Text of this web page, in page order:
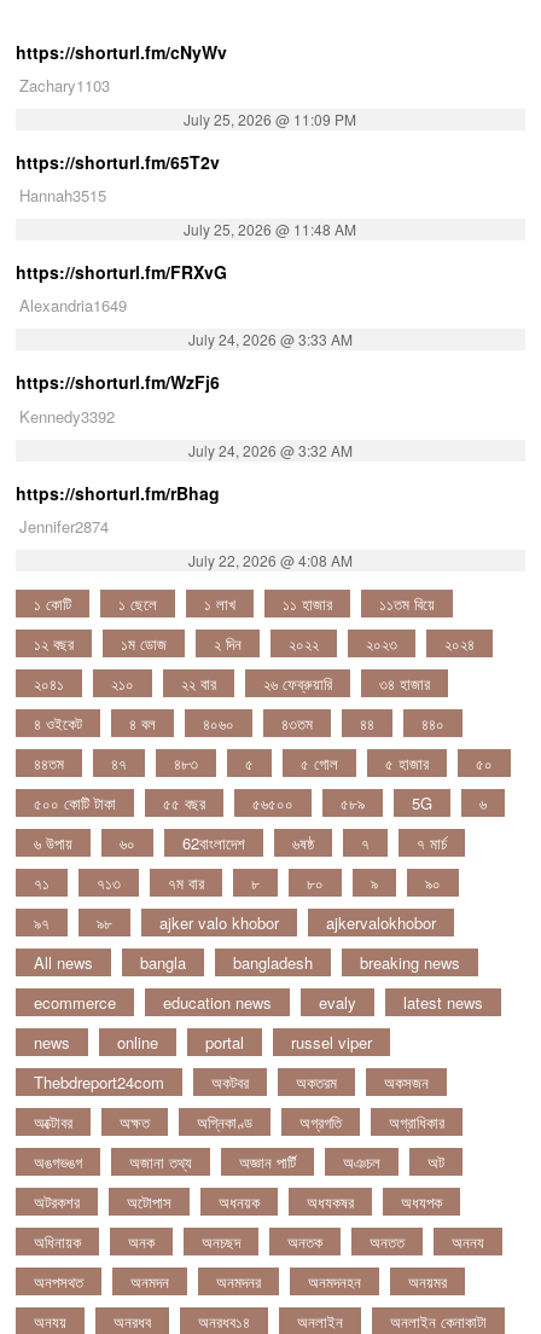
https://shorturl.fm/cNyWv
Zachary1103
July 25, 2026 @ 11:09 PM
https://shorturl.fm/65T2v
Hannah3515
July 25, 2026 @ 11:48 AM
https://shorturl.fm/FRXvG
Alexandria1649
July 24, 2026 @ 3:33 AM
https://shorturl.fm/WzFj6
Kennedy3392
July 24, 2026 @ 3:32 AM
https://shorturl.fm/rBhag
Jennifer2874
July 22, 2026 @ 4:08 AM
১ কোটি ১ ছেলে ১ লাখ ১১ হাজার
১১তম বিয়ে
১২ বছর
১ম ডোজ ২ দিন ২০২২ ২০২৩
২০২৪
২০৪১
২১০ ২২ বার ২৬ ফেব্রুয়ারি
৩৪ হাজার
৪ ওইকেট
৪ বল ৪০৬০ ৪৩তম ৪৪
৪৪০
৪৪তম
৪৭ ৪৮৩ ৫ ৫ গোল ৫ হাজার
৫০
৫০০ কোটি টাকা
৫৫ বছর ৫৬৫০০ ৫৮৯ 5G
৬
৬ উপায়
৬০ 62বাংলাদেশ ৬ষষ্ঠ ৭
৭ মার্চ
৭১
৭১৩ ৭ম বার ৮ ৮০ ৯
৯০
৯৭
৯৮ ajker valo khobor
ajkervalokhobor
All news
bangla bangladesh
breaking news
ecommerce
education news evaly
latest news
news
online portal
russel viper
Thebdreport24com
অকটবর অকতরম
অকসজন
অক্টোবর
অক্ষত অগ্নিকাণ্ড অগ্রগতি
অগ্রাধিকার
অঙগভঙগ
অজানা তথ্য অজ্ঞান পার্টি অঞচল
অট
অটরকশর
অটোপাস অধনয়ক অধযকষর
অধযপক
অধিনায়ক
অনক অনচছদ অনতক অনতত
অননয
অনপসথত
অনমদন অনমদনর অনমদনহন
অনয়মর
অনযয়
অনরধব অনরধব১৪ অনলাইন
অনলাইন কেনাকাটা